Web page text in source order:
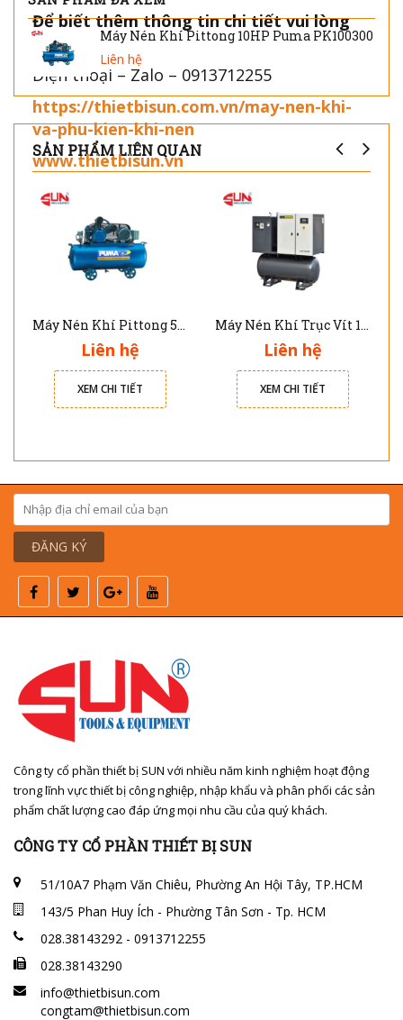
Để biết thêm thông tin chi tiết vui lòng
liên hệ:
Điện thoại – Zalo – 0913712255
https://thietbisun.com.vn/may-nen-khi-
va-phu-kien-khi-nen
www.thietbisun.vn
Máy Nén Khí Pittong 10HP Puma PK100300
Liên hệ
SẢN PHẨM LIÊN QUAN
Máy Nén Khí Pittong 5HP Puma PK50160
Liên hệ
XEM CHI TIẾT
Máy Nén Khí Trục Vít 15HP LUX-15-500 Kèm máy sấy khí và Bình Chứa 500 lít Luxmachine
Liên hệ
XEM CHI TIẾT
ĐĂNG KÝ
Công ty cổ phần thiết bị SUN với nhiều năm kinh nghiệm hoạt động
trong lĩnh vực thiết bị công nghiệp, nhập khẩu và phân phối các sản
phẩm chất lượng cao đáp ứng mọi nhu cầu của quý khách.
CÔNG TY CỔ PHẦN THIẾT BỊ SUN
51/10A7 Phạm Văn Chiêu, Phường An Hội Tây, TP.HCM
143/5 Phan Huy Ích - Phường Tân Sơn - Tp. HCM
028.38143292 - 0913712255
028.38143290
info@thietbisun.com
congtam@thietbisun.com